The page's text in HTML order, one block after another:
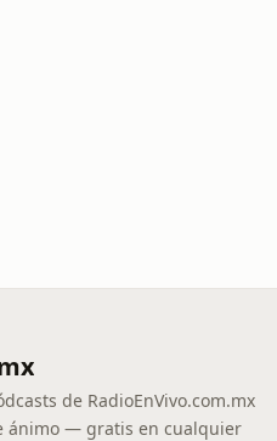
de RadioEnVivo.com.mx
ánimo — gratis en cualquier